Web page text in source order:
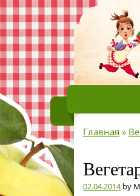
Главная »
02.04.2014by